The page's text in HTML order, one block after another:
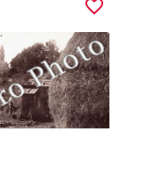
favorite_border